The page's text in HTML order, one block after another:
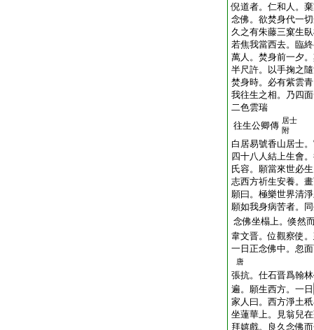
倪道者。仁和人。
念佛。欲焚身代一
久之有朱藤三窠生
若焦我當西去。臨
萬人。焚身前一夕
半尺許。以手掬之
焚身時。必有紫雲
我往生之相。乃四
二色雲瑞
往生公卿傳 居士
附
白居易號香山居士
四十八人結上生會
氏容。願當來世必
志西方祈生安養。
願曰。極樂世界清
願如我身病苦者。
念佛坐榻上。倏然
韋文晋。位觀察使
一日正念佛中。忽
唐
張抗。仕石晋爲翰
遍。願生西方。一日
家人曰。西方淨土
坐蓮華上。見翁兒
拜嬉戲。良久念佛